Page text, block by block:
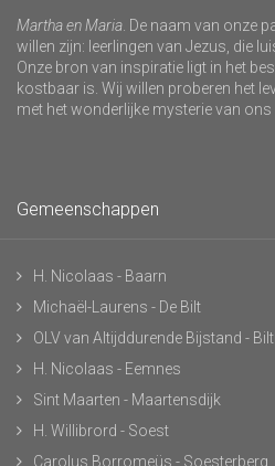
Martha en Maria . De naam van onze
willen zijn: leerlingen van Jezus, die
Onze bron van inspiratie ligt in het
kostbaar is. Wij willen proberen het
met het wonderlijke mysterie van ons
Gemeenschappen
H. Nicolaas - Baarn
Michaël-Laurens - De Bilt
OLV van Altijddurende Bijstand -
H. Nicolaas - Eemnes
Sint Maarten - Maartensdijk
H. Willibrord - Soest
Carolus Borromeüs - Soesterberg